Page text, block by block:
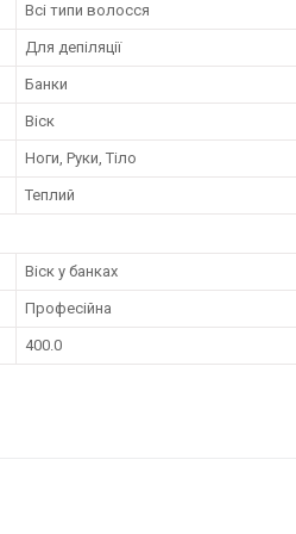
Всі типи волосся
Для депіляції
Банки
Віск
Ноги, Руки, Тіло
Теплий
Віск у банках
Професійна
400.0